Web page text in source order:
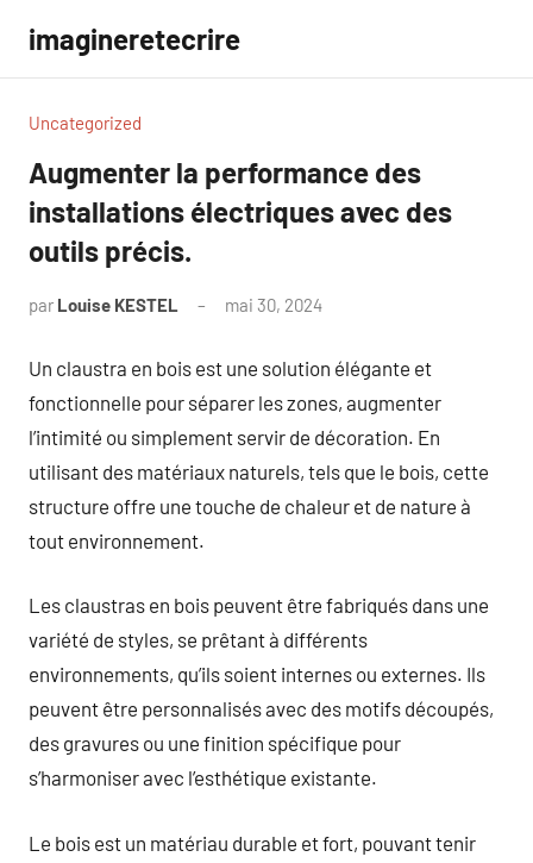
contenu
imagineretecrire
Uncategorized
Augmenter la performance des
installations électriques avec des
outils précis.
par Louise KESTEL mai 30, 2024
Un claustra en bois est une solution élégante et
fonctionnelle pour séparer les zones, augmenter
l’intimité ou simplement servir de décoration. En
utilisant des matériaux naturels, tels que le bois, cette
structure offre une touche de chaleur et de nature à
tout environnement.
Les claustras en bois peuvent être fabriqués dans une
variété de styles, se prêtant à différents
environnements, qu’ils soient internes ou externes. Ils
peuvent être personnalisés avec des motifs découpés,
des gravures ou une finition spécifique pour
s’harmoniser avec l’esthétique existante.
Le bois est un matériau durable et fort, pouvant tenir